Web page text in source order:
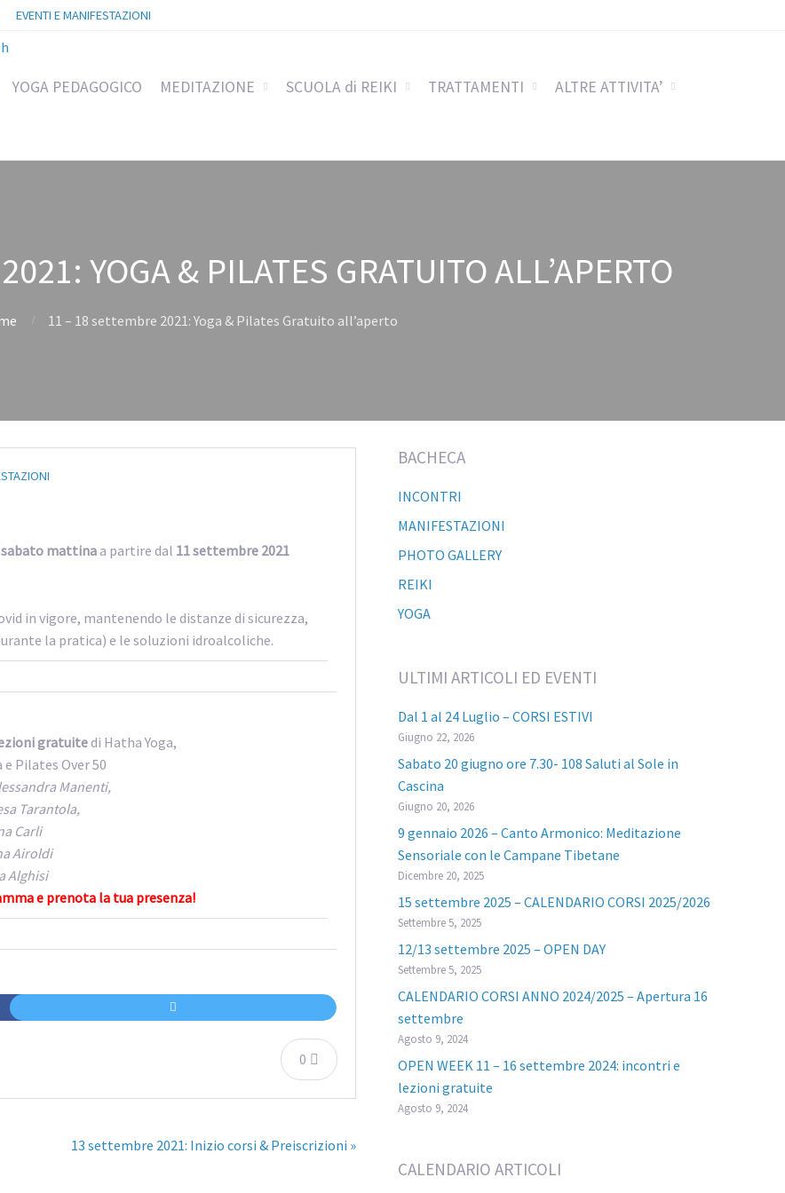
EVENTI E MANIFESTAZIONI
YOGA PEDAGOGICO MEDITAZIONE SCUOLA di REIKI TRATTAMENTI ALTRE ATTIVITA’
YOGA & PILATES GRATUITO ALL’APERTO
11 – 18 settembre 2021: Yoga & Pilates Gratuito all’aperto
mattinaa partire dal 11 settembre 2021
in vigore, mantenendo le distanze di sicurezza,
la pratica) e le soluzioni idroalcoliche.
gratuitedi Hatha Yoga,
e Pilates Over 50
Manenti,
Tarantola,
Carli
Airoldi
Alghisi
e prenota la tua presenza!
0
13 settembre 2021: Inizio corsi & Preiscrizioni »
BACHECA
INCONTRI
MANIFESTAZIONI
PHOTO GALLERY
REIKI
YOGA
ULTIMI ARTICOLI ED EVENTI
Dal 1 al 24 Luglio – CORSI ESTIVI
Giugno 22, 2026
Sabato 20 giugno ore 7.30- 108 Saluti al Sole in
Cascina
Giugno 20, 2026
9 gennaio 2026 – Canto Armonico: Meditazione
Sensoriale con le Campane Tibetane
Dicembre 20, 2025
15 settembre 2025 – CALENDARIO CORSI 2025/2026
Settembre 5, 2025
12/13 settembre 2025 – OPEN DAY
Settembre 5, 2025
CALENDARIO CORSI ANNO 2024/2025 – Apertura 16
settembre
Agosto 9, 2024
OPEN WEEK 11 – 16 settembre 2024: incontri e
lezioni gratuite
Agosto 9, 2024
CALENDARIO ARTICOLI